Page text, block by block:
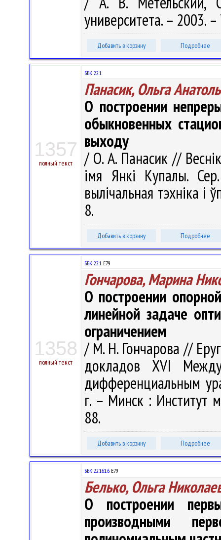
университета. – 2003.
Добавить в корзину Подробнее
1357
полный текст
ББК 22.1
Панасик, Ольга
О построении
обыкновенных
выходу
/ О. А. Панасик // Веснік
імя Янкі Купалы.
вылічальная тэхніка і
8.
Добавить в корзину Подробнее
1358
полный текст
ББК 22.1 Е79
Гончарова, Марина
О построении
линейной задаче
ограничением
/ М. Н. Гончарова //
докладов XVI
дифференциальным
г. – Минск : Институт
88.
Добавить в корзину Подробнее
ББК 22.161.6 Е79
Белько, Ольга
О построении
производными